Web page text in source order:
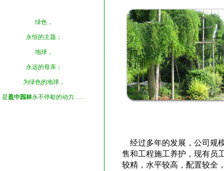
经过多年的发展，公司规
售和工程施工养护，现有员
较精，水平较高，配置较全
绿色，
永恒的主题；
地球，
永远的母亲；
为绿色的地球，
是盈中园林永不停歇的动力……